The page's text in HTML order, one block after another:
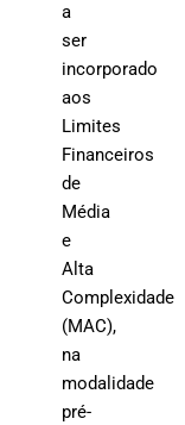
a
ser
incorporado
aos
Limites
Financeiros
de
Média
e
Alta
Complexidade
(MAC),
na
modalidade
pré-